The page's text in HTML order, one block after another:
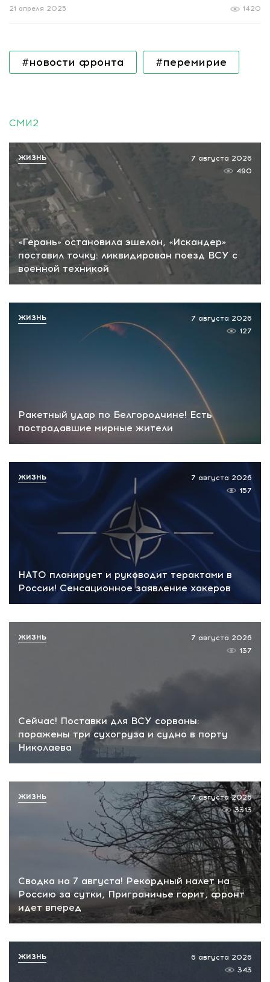
1420
21 апреля 2025
#новости фронта #перемирие
СМИ2
«Герань» остановила эшелон, «Искандер»
поставил точку: ликвидирован поезд ВСУ с
военной техникой
7 августа 2026
490
ЖИЗНЬ
Ракетный удар по Белгородчине! Есть
пострадавшие мирные жители
7 августа 2026
127
ЖИЗНЬ
НАТО планирует и руководит терактами в
России! Сенсационное заявление хакеров
7 августа 2026
157
ЖИЗНЬ
Сейчас! Поставки для ВСУ сорваны:
поражены три сухогруза и судно в порту
Николаева
7 августа 2026
137
ЖИЗНЬ
Сводка на 7 августа! Рекордный налет на
Россию за сутки, Приграничье горит, фронт
идет вперед
7 августа 2026
3313
ЖИЗНЬ
6 августа 2026
343
ЖИЗНЬ